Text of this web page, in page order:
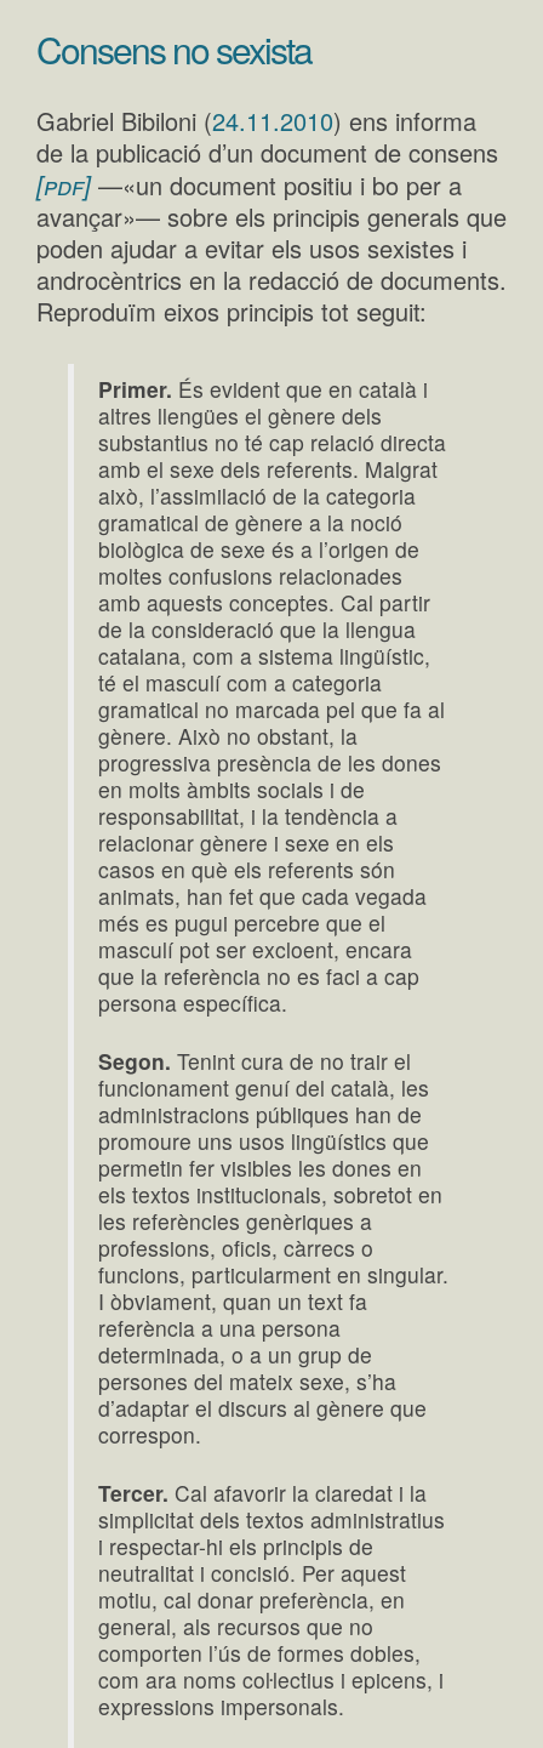
Consens no sexista
Gabriel Bibiloni (24.11.2010) ens informa
de la publicació d’un document de consens
[pdf]—«un document positiu i bo per a
avançar»— sobre els principis generals que
poden ajudar a evitar els usos sexistes i
androcèntrics en la redacció de documents.
Reproduïm eixos principis tot seguit:
Primer. És evident que en català i
altres llengües el gènere dels
substantius no té cap relació directa
amb el sexe dels referents. Malgrat
això, l’assimilació de la categoria
gramatical de gènere a la noció
biològica de sexe és a l’origen de
moltes confusions relacionades
amb aquests conceptes. Cal partir
de la consideració que la llengua
catalana, com a sistema lingüístic,
té el masculí com a categoria
gramatical no marcada pel que fa al
gènere. Això no obstant, la
progressiva presència de les dones
en molts àmbits socials i de
responsabilitat, i la tendència a
relacionar gènere i sexe en els
casos en què els referents són
animats, han fet que cada vegada
més es pugui percebre que el
masculí pot ser excloent, encara
que la referència no es faci a cap
persona específica.
Segon. Tenint cura de no trair el
funcionament genuí del català, les
administracions públiques han de
promoure uns usos lingüístics que
permetin fer visibles les dones en
els textos institucionals, sobretot en
les referències genèriques a
professions, oficis, càrrecs o
funcions, particularment en singular.
I òbviament, quan un text fa
referència a una persona
determinada, o a un grup de
persones del mateix sexe, s’ha
d’adaptar el discurs al gènere que
correspon.
Tercer. Cal afavorir la claredat i la
simplicitat dels textos administratius
i respectar-hi els principis de
neutralitat i concisió. Per aquest
motiu, cal donar preferència, en
general, als recursos que no
comporten l’ús de formes dobles,
com ara noms coŀlectius i epicens, i
expressions impersonals.